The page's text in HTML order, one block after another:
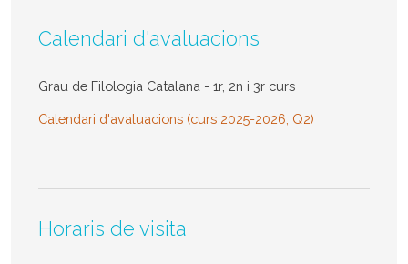
Calendari d'avaluacions
Grau de Filologia Catalana - 1r, 2n i 3r curs
Calendari d'avaluacions (curs 2025-2026, Q2)
Horaris de visita